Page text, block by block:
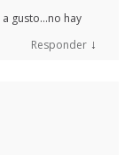
gusto…no hay
Responder ↓